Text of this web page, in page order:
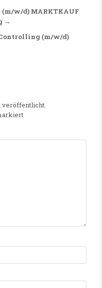
w/d) MARKTKAUF
→
(m/w/d)
veröffentlicht.